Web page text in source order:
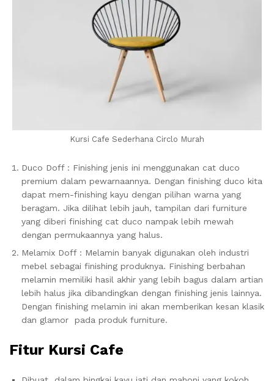
Kursi Cafe Sederhana Circlo Murah
Duco Doff : Finishing jenis ini menggunakan cat duco
premium dalam pewarnaannya. Dengan finishing duco kita
dapat mem-finishing kayu dengan pilihan warna yang
beragam. Jika dilihat lebih jauh, tampilan dari furniture
yang diberi finishing cat duco nampak lebih mewah
dengan permukaannya yang halus.
Melamix Doff : Melamin banyak digunakan oleh industri
mebel sebagai finishing produknya. Finishing berbahan
melamin memiliki hasil akhir yang lebih bagus dalam artian
lebih halus jika dibandingkan dengan finishing jenis lainnya.
Dengan finishing melamin ini akan memberikan kesan klasik
dan glamor pada produk furniture.
Fitur Kursi Cafe